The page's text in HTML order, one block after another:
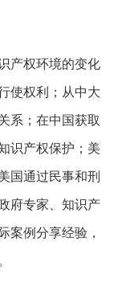
产权环境的变化
使权利；从中大
系；在中国获取
识产权保护；美
国通过民事和刑
府专家、知识产
案例分享经验，